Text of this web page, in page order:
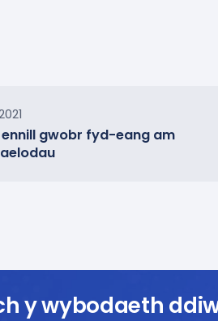
gwobr fyd-eang am
y wybodaeth